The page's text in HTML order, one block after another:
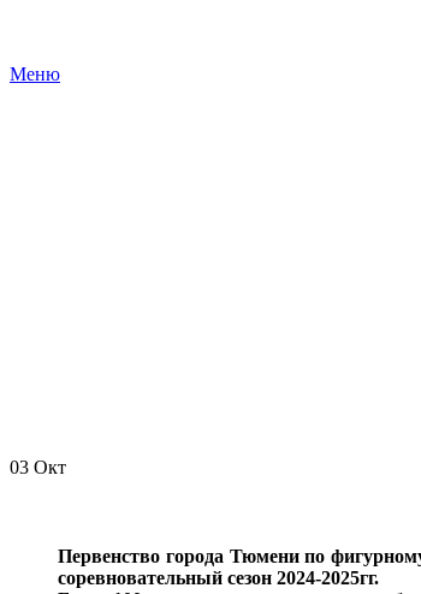
Меню
03 Окт
Первенство города Тюмени по
соревновательный сезон 2024-2025гг.